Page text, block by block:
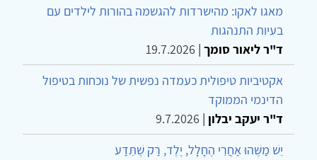
מאגו לאקו: מהישרדות להגשמה בהורות לילדים עם
בעיות התנהגות
ד"ר ליאור סומך |
19.7.2026
אקטיביות טיפולית כעמדה נפשית של נוכחות בטיפול
הדינמי הממוקד
ד"ר יעקב יבלון |
9.7.2026
יֵשׁ מַשֶּׁהוּ אַחֲרֵי הֶחָלָל, יֶלֶד, רַק שֶׁתֵּדַע